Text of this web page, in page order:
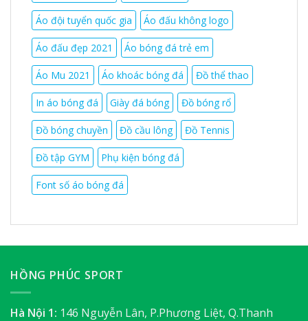
Áo đội tuyển quốc gia Áo đấu không logo
Áo đấu đẹp 2021 Áo bóng đá trẻ em
Áo Mu 2021 Áo khoác bóng đá Đồ thể thao
In áo bóng đá Giày đá bóng Đồ bóng rổ
Đồ bóng chuyền Đồ cầu lông Đồ Tennis
Đồ tập GYM Phụ kiện bóng đá
Font số áo bóng đá
HỒNG PHÚC SPORT
Hà Nội 1: 146 Nguyễn Lân, P.Phương Liệt, Q.Thanh